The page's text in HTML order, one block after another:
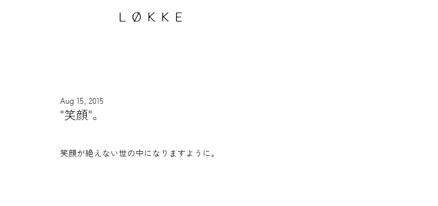
LØKKE
"笑顔"。
Aug 15, 2015
笑顔が絶えない世の中になりますように。